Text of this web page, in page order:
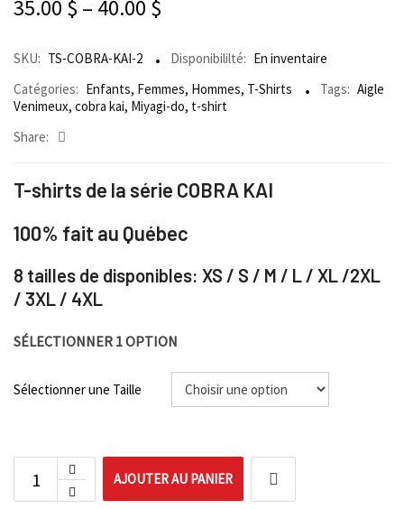
35.00 $ – 40.00 $
SKU: TS-COBRA-KAI-2 Disponibililté: En inventaire
Catégories: Enfants, Femmes, Hommes, T-Shirts Tags: Aigle
Venimeux, cobra kai, Miyagi-do, t-shirt
Share:
T-shirts de la série COBRA KAI
100% fait au Québec
8 tailles de disponibles: XS / S / M / L / XL /2XL
/ 3XL / 4XL
SÉLECTIONNER 1 OPTION
Sélectionner une Taille
AJOUTER AU PANIER